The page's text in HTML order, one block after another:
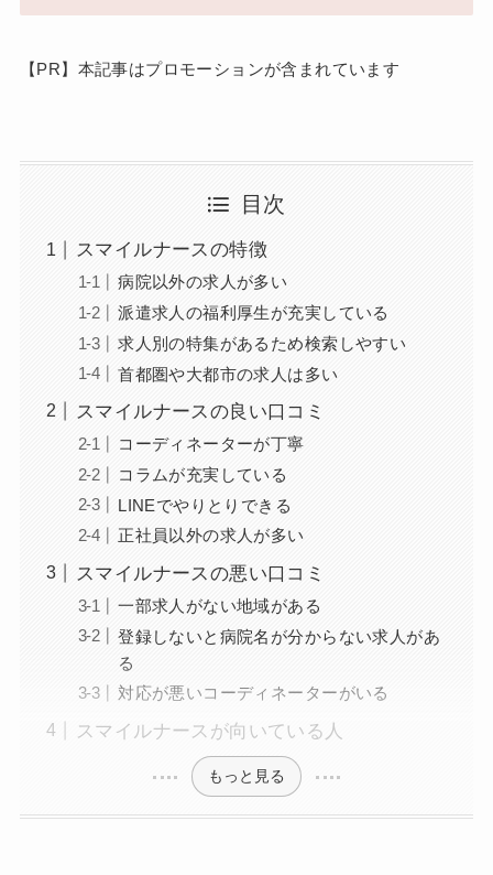
【PR】本記事はプロモーションが含まれています
目次
スマイルナースの特徴
病院以外の求人が多い
派遣求人の福利厚生が充実している
求人別の特集があるため検索しやすい
首都圏や大都市の求人は多い
スマイルナースの良い口コミ
コーディネーターが丁寧
コラムが充実している
LINEでやりとりできる
正社員以外の求人が多い
スマイルナースの悪い口コミ
一部求人がない地域がある
登録しないと病院名が分からない求人があ
る
対応が悪いコーディネーターがいる
スマイルナースが向いている人
もっと見る